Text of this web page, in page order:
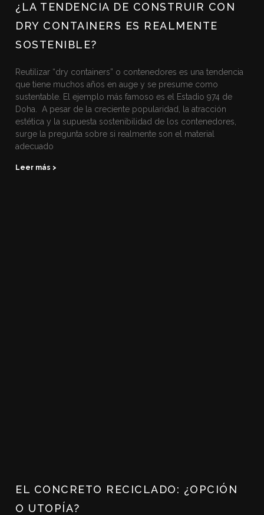
¿LA TENDENCIA DE CONSTRUIR CON
DRY CONTAINERS ES REALMENTE
SOSTENIBLE?
Reutilizar “dry containers” o contenedores es una tendencia
que tiene muchos años en auge y se presume como
sustentable. El ejemplo más famoso es el Estadio 974 de
Doha. A pesar de la creciente popularidad, la atracción
estética y la supuesta sostenibilidad de los contenedores,
surge la pregunta sobre si realmente son el material
adecuado
Leer más >
EL CONCRETO RECICLADO: ¿OPCIÓN
O UTOPÍA?